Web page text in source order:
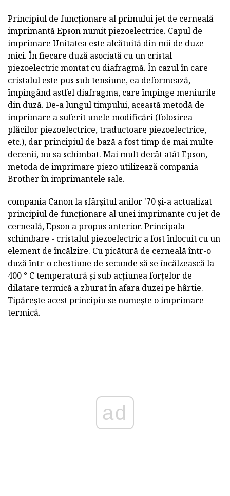
Principiul de funcționare al primului jet de cerneală
imprimantă Epson numit piezoelectrice. Capul de
imprimare Unitatea este alcătuită din mii de duze
mici. În fiecare duză asociată cu un cristal
piezoelectric montat cu diafragmă. În cazul în care
cristalul este pus sub tensiune, ea deformează,
împingând astfel diafragma, care împinge meniurile
din duză. De-a lungul timpului, această metodă de
imprimare a suferit unele modificări (folosirea
plăcilor piezoelectrice, traductoare piezoelectrice,
etc.), dar principiul de bază a fost timp de mai multe
decenii, nu sa schimbat. Mai mult decât atât Epson,
metoda de imprimare piezo utilizează compania
Brother în imprimantele sale.
compania Canon la sfârșitul anilor '70 și-a actualizat
principiul de funcționare al unei imprimante cu jet de
cerneală, Epson a propus anterior. Principala
schimbare - cristalul piezoelectric a fost înlocuit cu un
element de încălzire. Cu picătură de cerneală într-o
duză într-o chestiune de secunde să se încălzească la
400 ° C temperatură și sub acțiunea forțelor de
dilatare termică a zburat în afara duzei pe hârtie.
Tipărește acest principiu se numește o imprimare
termică.
ad